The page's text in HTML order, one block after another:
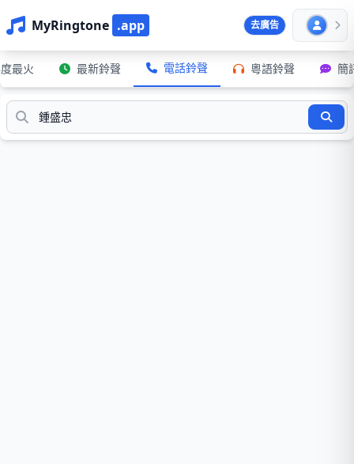
MyRingtone .app 去廣告
最火 最新鈴聲 電話鈴聲 粵語鈴聲 簡